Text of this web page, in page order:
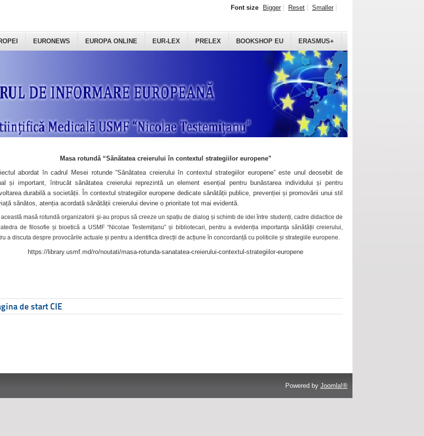
EURONEWS EUROPA ONLINE EUR-LEX PRELEX BOOKSHOP EU ERASMUS+
Font size Bigger Reset Smaller
Masa rotundă “Sănătatea creierului în contextul strategiilor europene”
abordat în cadrul Mesei rotunde “Sănătatea creierului în contextul strategiilor europene” este unul deosebit de
și important, întrucât sănătatea creierului reprezintă un element esențial pentru bunăstarea individului și pentru
durabilă a societății. În contextul strategiilor europene dedicate sănătății publice, prevenției și promovării unui stil
sănătos, atenția acordată sănătății creierului devine o prioritate tot mai evidentă.
această masă rotundă organizatorii şi-au propus să creeze un spațiu de dialog și schimb de idei între studenți, cadre didactice de
de filosofie și bioetică a USMF “Nicolae Testemițanu” și bibliotecari, pentru a evidenția importanța sănătății creierului,
a discuta despre provocările actuale și pentru a identifica direcții de acțiune în concordanță cu politicile și strategiile europene.
https://library.usmf.md/ro/noutati/masa-rotunda-sanatatea-creierului-contextul-strategiilor-europene
de start CIE
Powered by Joomla!®